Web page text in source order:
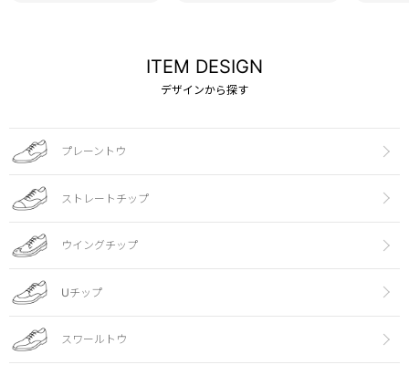
ITEM DESIGN
デザインから探す
プレーントウ
ストレートチップ
ウイングチップ
Uチップ
スワールトウ